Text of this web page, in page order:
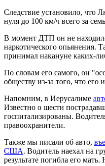
Следствие установило, что
нуля до 100 км/ч всего за
В момент ДТП он не
наркотического опьянения.
принимал накануне каких-
По словам его самого, он
обществу из-за того, что
Напомним, в Иерусалиме
Известно о шести
госпитализированы.
правоохранители.
Также мы писали об авто,
США. Водитель наехал на
результате погибла его